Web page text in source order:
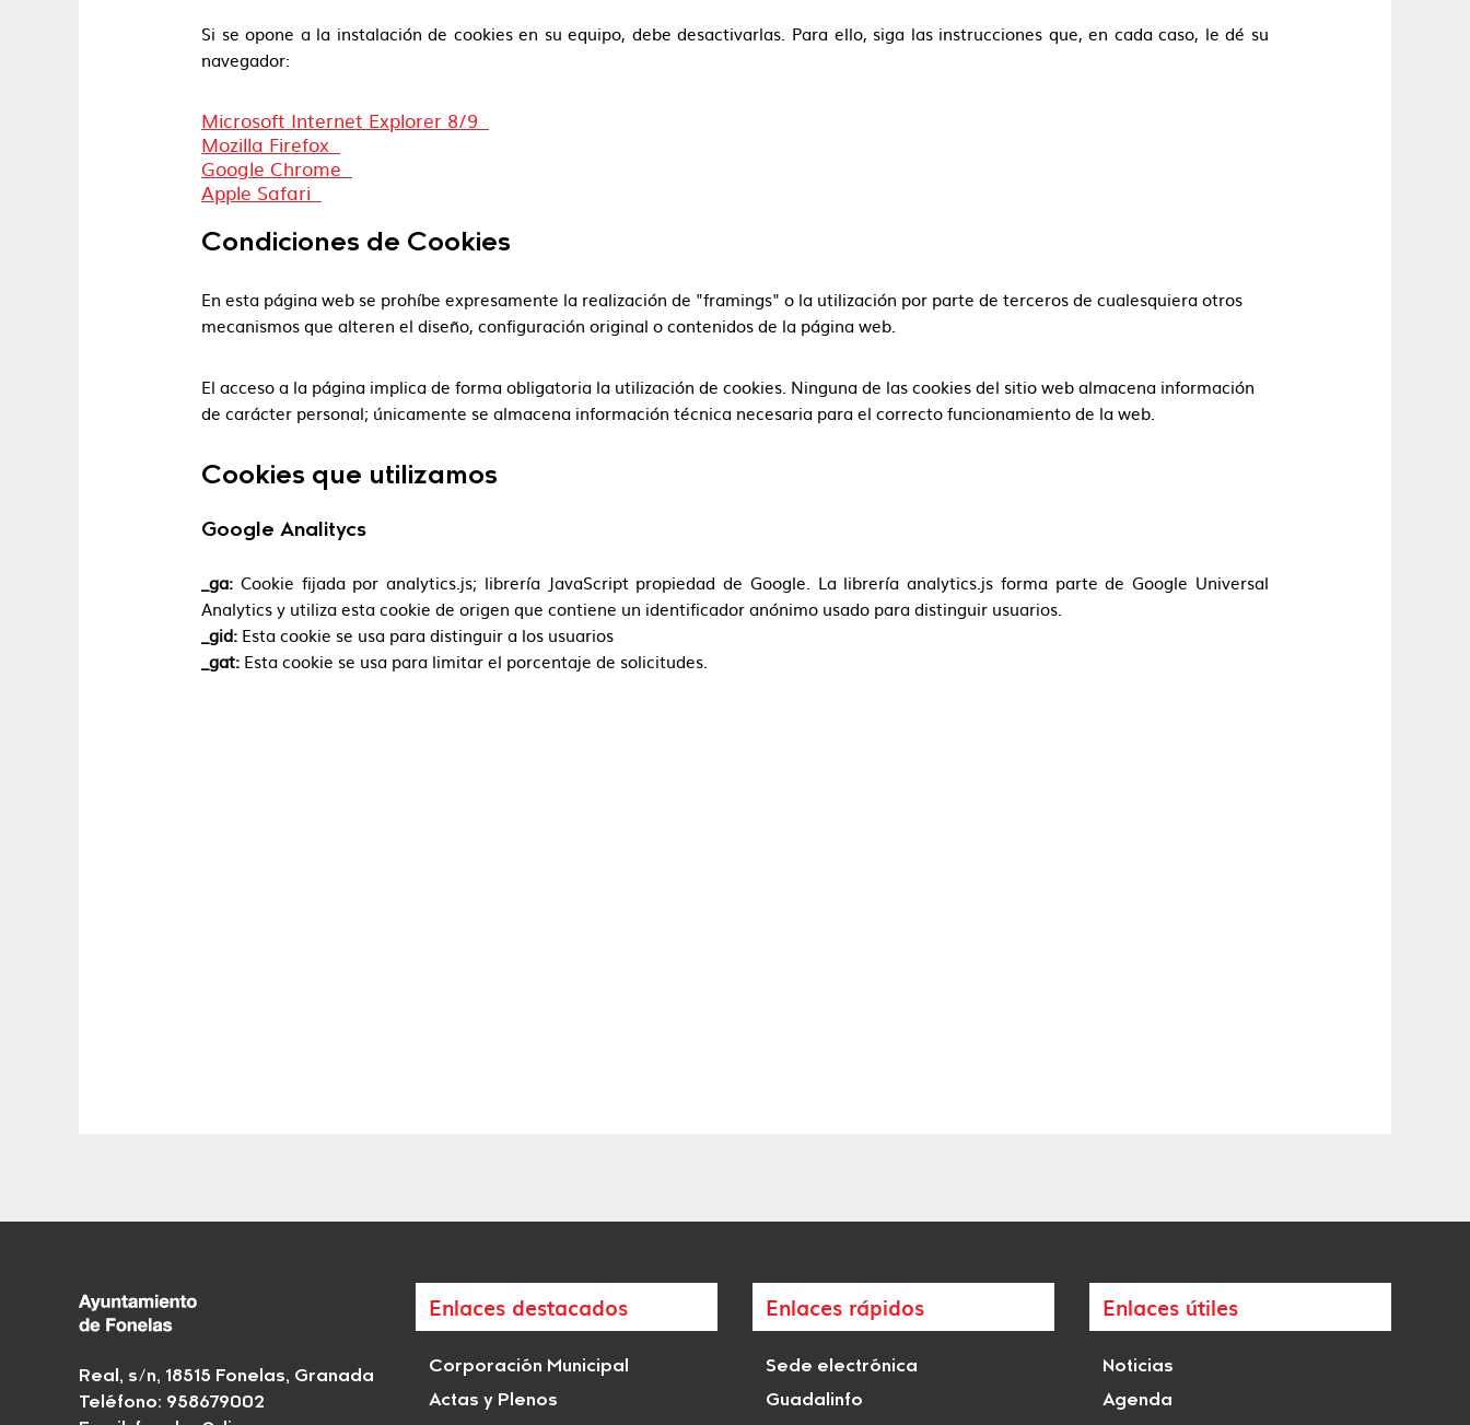
Si se opone a la instalación de cookies en su equipo, debe desactivarlas. Para ello, siga las instrucciones que, en cada caso, le dé su
navegador:
Microsoft Internet Explorer 8/9
Mozilla Firefox
Google Chrome
Apple Safari
Condiciones de Cookies
En esta página web se prohíbe expresamente la realización de "framings" o la utilización por parte de terceros de cualesquiera otros
mecanismos que alteren el diseño, configuración original o contenidos de la página web.
El acceso a la página implica de forma obligatoria la utilización de cookies. Ninguna de las cookies del sitio web almacena información
de carácter personal; únicamente se almacena información técnica necesaria para el correcto funcionamiento de la web.
Cookies que utilizamos
Google Analitycs
_ga: Cookie fijada por analytics.js; librería JavaScript propiedad de Google. La librería analytics.js forma parte de Google Universal
Analytics y utiliza esta cookie de origen que contiene un identificador anónimo usado para distinguir usuarios.
_gid: Esta cookie se usa para distinguir a los usuarios
_gat: Esta cookie se usa para limitar el porcentaje de solicitudes.
Real, s/n, 18515 Fonelas, Granada
Teléfono: 958679002
Enlaces destacados
Corporación Municipal
Actas y Plenos
Enlaces rápidos
Sede electrónica
Guadalinfo
Enlaces útiles
Noticias
Agenda